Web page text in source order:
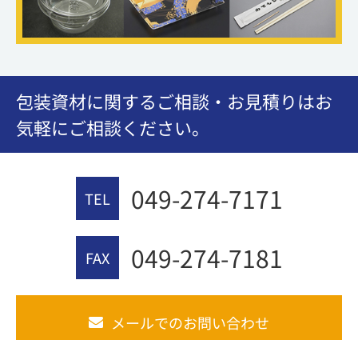
包装資材に関するご相談・お見積りはお
気軽にご相談ください。
TEL 049-274-7171
FAX 049-274-7181
メールでのお問い合わせ